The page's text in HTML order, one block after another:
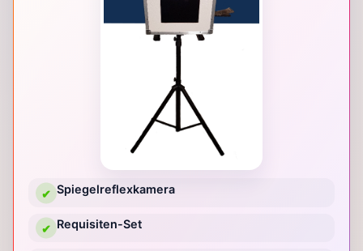
✔ Spiegelreflexkamera
✔ Requisiten-Set